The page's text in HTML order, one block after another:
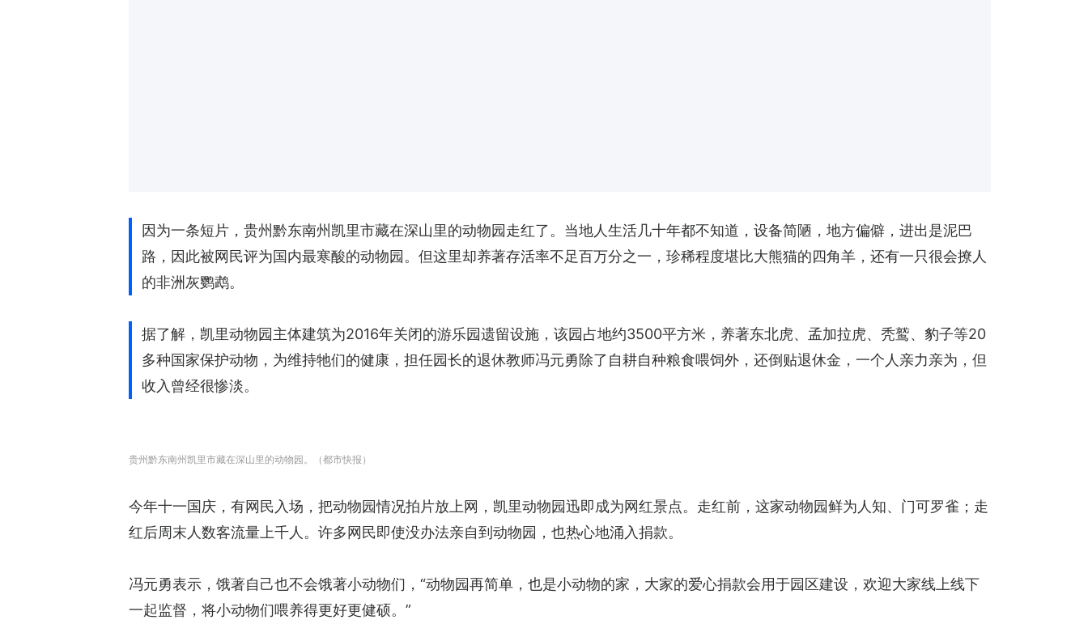
因为一条短片，贵州黔东南州凯里市藏在深山里的动物园走红了。当地人生活几十年都不知道，设备简陋，地方偏僻，进出是泥巴
路，因此被网民评为国内最寒酸的动物园。但这里却养著存活率不足百万分之一，珍稀程度堪比大熊猫的四角羊，还有一只很会撩人
的非洲灰鹦鹉。
据了解，凯里动物园主体建筑为2016年关闭的游乐园遗留设施，该园占地约3500平方米，养著东北虎、孟加拉虎、秃鹫、豹子等20
多种国家保护动物，为维持牠们的健康，担任园长的退休教师冯元勇除了自耕自种粮食喂饲外，还倒贴退休金，一个人亲力亲为，但
收入曾经很惨淡。
贵州黔东南州凯里市藏在深山里的动物园。（都市快报）
今年十一国庆，有网民入场，把动物园情况拍片放上网，凯里动物园迅即成为网红景点。走红前，这家动物园鲜为人知、门可罗雀；走
红后周末人数客流量上千人。许多网民即使没办法亲自到动物园，也热心地涌入捐款。
冯元勇表示，饿著自己也不会饿著小动物们，“动物园再简单，也是小动物的家，大家的爱心捐款会用于园区建设，欢迎大家线上线下
一起监督，将小动物们喂养得更好更健硕。”